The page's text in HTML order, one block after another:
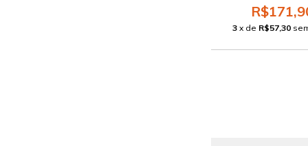
3 x de R$57,30